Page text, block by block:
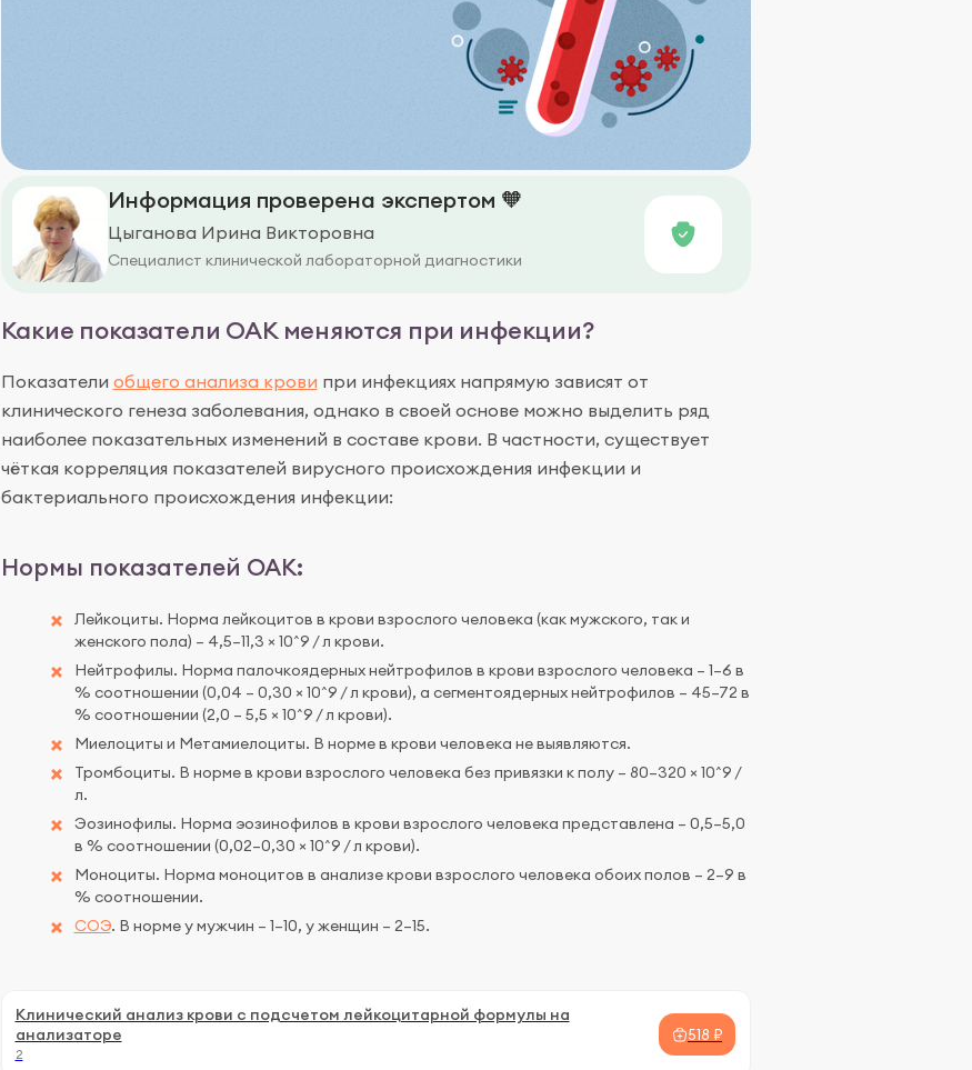
Информация проверена экспертом 🧡
Цыганова Ирина Викторовна
Специалист клинической лабораторной диагностики
Какие показатели ОАК меняются при инфекции?
Показатели общего анализа крови при инфекциях напрямую зависят от
клинического генеза заболевания, однако в своей основе можно выделить ряд
наиболее показательных изменений в составе крови. В частности, существует
чёткая корреляция показателей вирусного происхождения инфекции и
бактериального происхождения инфекции:
Нормы показателей ОАК:
Лейкоциты. Норма лейкоцитов в крови взрослого человека (как мужского, так и
женского пола) – 4,5–11,3 × 10^9 / л крови.
Нейтрофилы. Норма палочкоядерных нейтрофилов в крови взрослого человека – 1–6 в
% соотношении (0,04 – 0,30 × 10^9 / л крови), а сегментоядерных нейтрофилов – 45–72 в
% соотношении (2,0 – 5,5 × 10^9 / л крови).
Миелоциты и Метамиелоциты. В норме в крови человека не выявляются.
Тромбоциты. В норме в крови взрослого человека без привязки к полу – 80–320 × 10^9 /
л.
Эозинофилы. Норма эозинофилов в крови взрослого человека представлена – 0,5–5,0
в % соотношении (0,02–0,30 × 10^9 / л крови).
Моноциты. Норма моноцитов в анализе крови взрослого человека обоих полов – 2–9 в
% соотношении.
СОЭ. В норме у мужчин – 1–10, у женщин – 2–15.
Клинический анализ крови с подсчетом лейкоцитарной формулы на
анализаторе
2
518 ₽